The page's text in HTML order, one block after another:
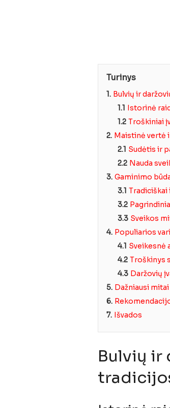
Turinys
1. Bulvių ir
1.1 Istorinė
1.2 Troškiniai
2. Maistinė vertė
2.1 Sudėtis ir
2.2 Nauda
3. Gaminimo
3.1
3.2
3.3 Sveikos
4. Populiarios
4.1 Sveikesnė
4.2 Troškinys
4.3 Daržovių
5. Dažniausi
6.
7. Išvados
Bulvių